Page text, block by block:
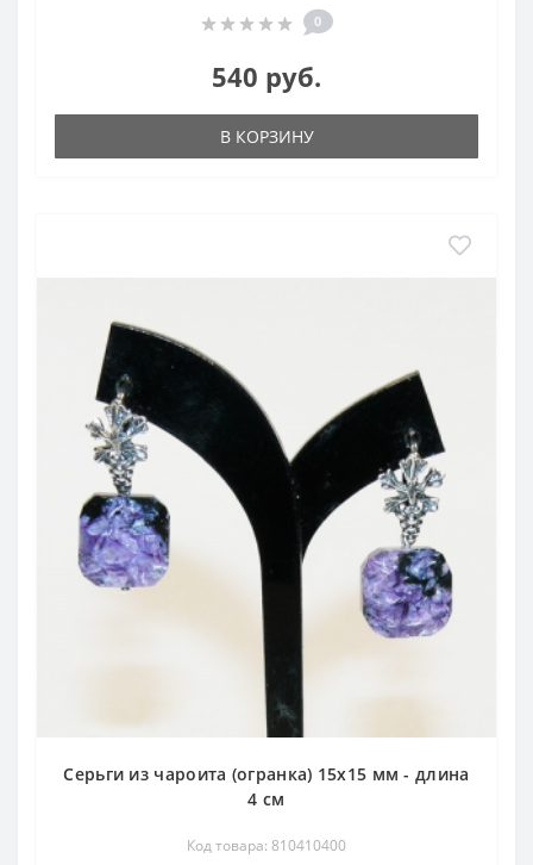
0
540 руб.
В КОРЗИНУ
Серьги из чароита (огранка) 15х15 мм - длина
4 см
Код товара: 810410400